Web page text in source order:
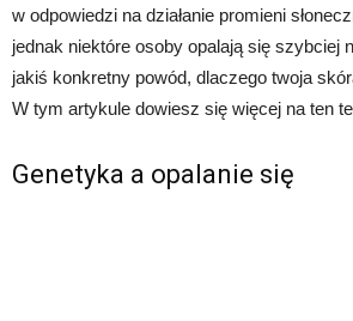
w odpowiedzi na działanie promieni
jednak niektóre osoby opalają się szybciej
jakiś konkretny powód, dlaczego twoja
W tym artykule dowiesz się więcej na ten
Genetyka a opalanie się